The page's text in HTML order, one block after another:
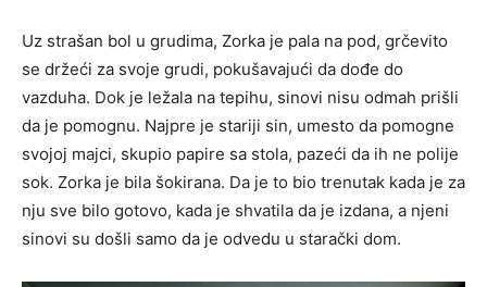
Uz strašan bol u grudima, Zorka je pala na pod, grčevito
se držeći za svoje grudi, pokušavajući da dođe do
vazduha. Dok je ležala na tepihu, sinovi nisu odmah prišli
da je pomognu. Najpre je stariji sin, umesto da pomogne
svojoj majci, skupio papire sa stola, pazeći da ih ne polije
sok. Zorka je bila šokirana. Da je to bio trenutak kada je za
nju sve bilo gotovo, kada je shvatila da je izdana, a njeni
sinovi su došli samo da je odvedu u starački dom.